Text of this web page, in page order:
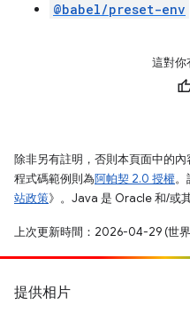
@babel/preset-env
這對你
除非另有註明，否則本頁面中的內
程式碼範例則為阿帕契 2.0 授權。
站政策》。Java 是 Oracle 和/或
上次更新時間：2026-04-29 (世界
提供相片